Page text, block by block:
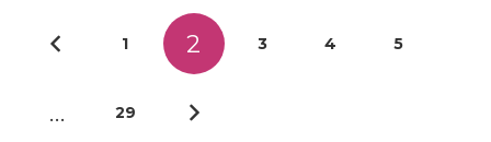
1 2 3 4 5
… 29